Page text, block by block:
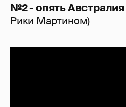
№2 - опять Австралия
Рики Мартином)